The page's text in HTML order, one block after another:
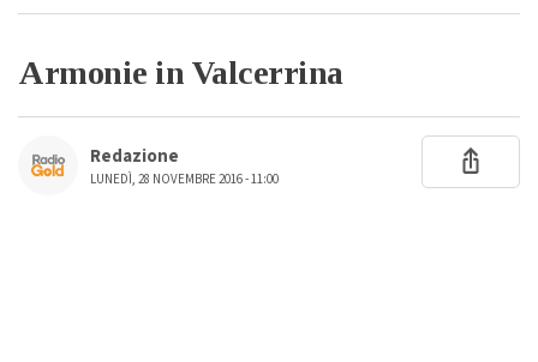
Armonie in Valcerrina
Redazione
LUNEDÌ, 28 NOVEMBRE 2016 - 11:00